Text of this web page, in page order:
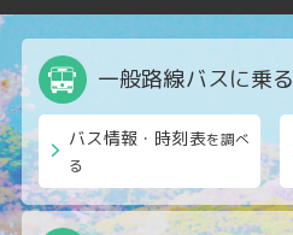
一般路線バスに乗る
バス情報・時刻表を調べ
る